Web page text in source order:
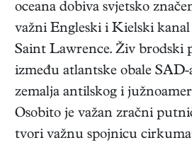
oceana dobiva svjetsko
važni Engleski i Kielski
Saint Lawrence. Živ brodski
između atlantske obale
zemalja antilskog i
Osobito je važan zračni
tvori važnu spojnicu